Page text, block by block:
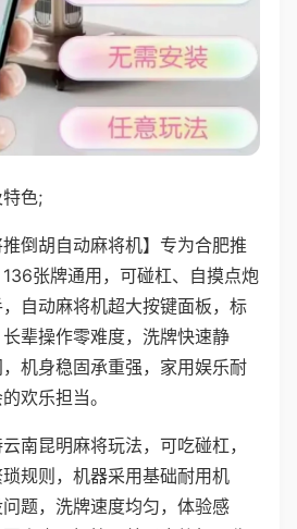
色;
推倒胡自动麻将机】专为合肥推
张牌通用，可碰杠、自摸点炮
自动麻将机超大按键面板，标
辈操作零难度，洗牌快速静
机身稳固承重强，家用娱乐耐
欢乐担当。
南昆明麻将玩法，可吃碰杠，
规则，机器采用基础耐用机
题，洗牌速度均匀，体验感